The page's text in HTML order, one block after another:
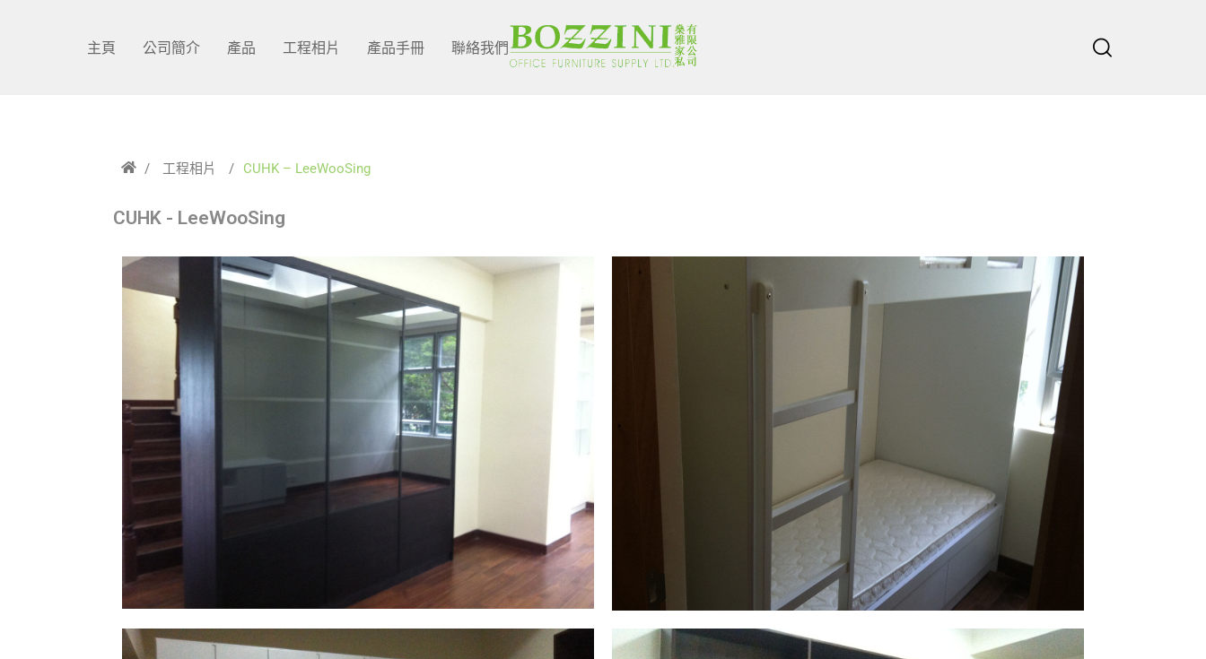
主頁 公司簡介 產品 工程相片 產品手冊 聯絡我們
/ 工程相片 / CUHK – LeeWooSing
CUHK - LeeWooSing